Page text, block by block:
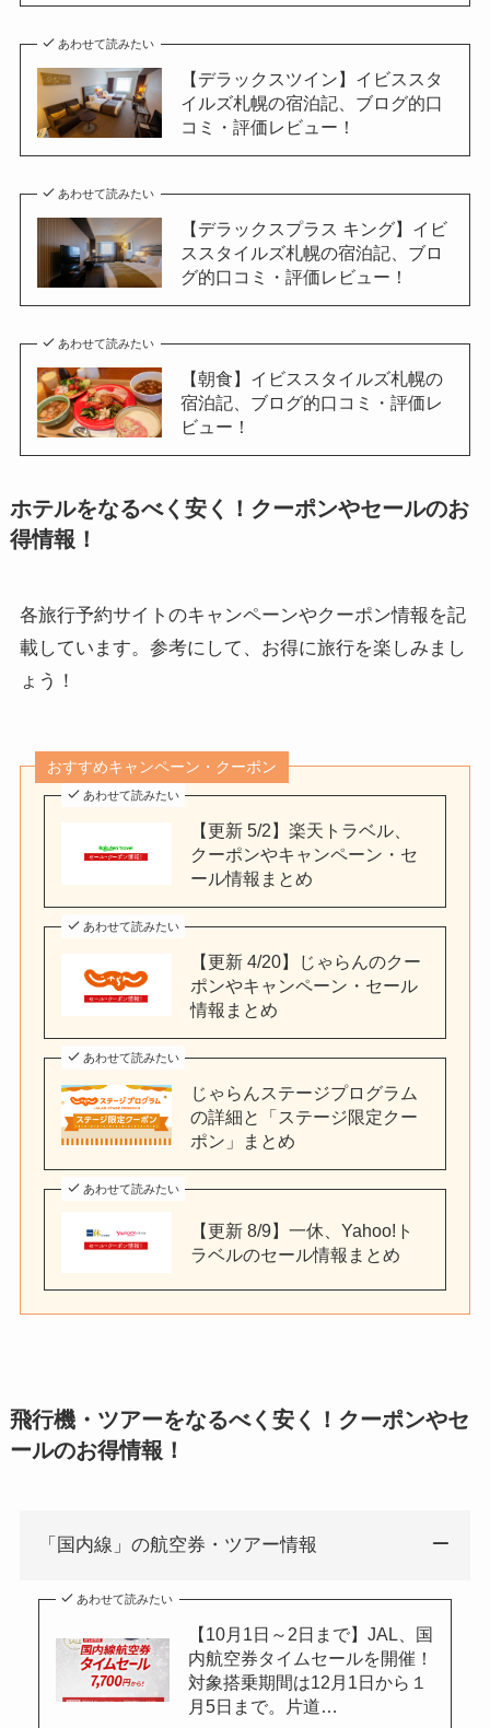
あわせて読みたい
【デラックスツイン】イビススタ
イルズ札幌の宿泊記、ブログ的口
コミ・評価レビュー！
あわせて読みたい
【デラックスプラス キング】イビ
ススタイルズ札幌の宿泊記、ブロ
グ的口コミ・評価レビュー！
あわせて読みたい
【朝食】イビススタイルズ札幌の
宿泊記、ブログ的口コミ・評価レ
ビュー！
ホテルをなるべく安く！クーポンやセールのお
得情報！
各旅行予約サイトのキャンペーンやクーポン情報を記
載しています。参考にして、お得に旅行を楽しみまし
ょう！
おすすめキャンペーン・クーポン
あわせて読みたい
【更新 5/2】楽天トラベル、
クーポンやキャンペーン・セ
ール情報まとめ
あわせて読みたい
【更新 4/20】じゃらんのクー
ポンやキャンペーン・セール
情報まとめ
あわせて読みたい
じゃらんステージプログラム
の詳細と「ステージ限定クー
ポン」まとめ
あわせて読みたい
【更新 8/9】一休、Yahoo!ト
ラベルのセール情報まとめ
飛行機・ツアーをなるべく安く！クーポンやセ
ールのお得情報！
「国内線」の航空券・ツアー情報
あわせて読みたい
【10月1日～2日まで】JAL、国
内航空券タイムセールを開催！
対象搭乗期間は12月1日から１
月5日まで。片道…